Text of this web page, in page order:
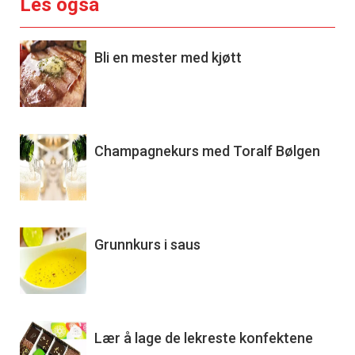
Les også
Bli en mester med kjøtt
Champagnekurs med Toralf Bølgen
Grunnkurs i saus
Lær å lage de lekreste konfektene